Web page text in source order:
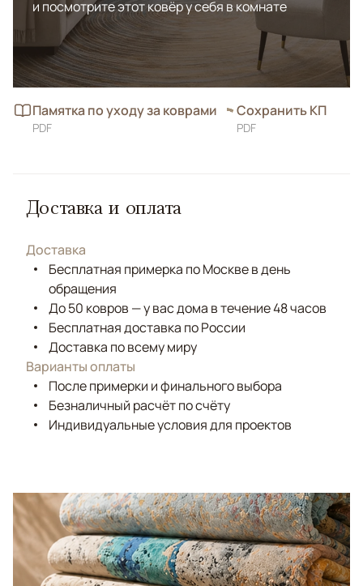
и посмотрите этот ковёр у себя в комнате
Памятка по уходу за коврами
PDF
Сохранить КП
PDF
Доставка и оплата
Доставка
Бесплатная примерка по Москве в день
обращения
До 50 ковров — у вас дома в течение 48 часов
Бесплатная доставка по России
Доставка по всему миру
Варианты оплаты
После примерки и финального выбора
Безналичный расчёт по счёту
Индивидуальные условия для проектов